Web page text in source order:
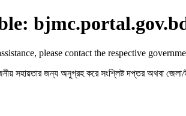
please contact the respective
সহায়তার জন্য অনুগ্রহ করে সংশ্লিষ্ট দপ্তর অথবা